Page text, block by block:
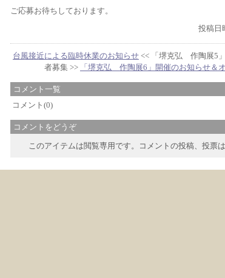
ご応募お待ちしております。
投稿日
台風接近による臨時休業のお知らせ << 「堺克弘 作陶展5
者募集 >>
「堺克弘 作陶展6」開催のお知らせ＆
コメント一覧
コメント(0)
コメントをどうぞ
このアイテムは閲覧専用です。コメントの投稿、投票は